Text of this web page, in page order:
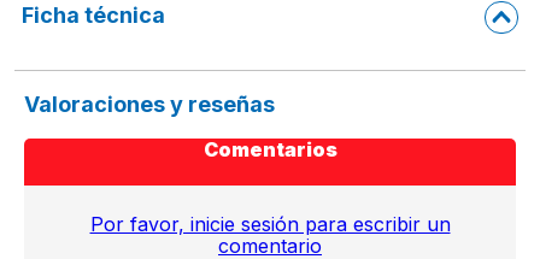
Ficha técnica
Valoraciones y reseñas
Comentarios
Por favor, inicie sesión para escribir un
comentario